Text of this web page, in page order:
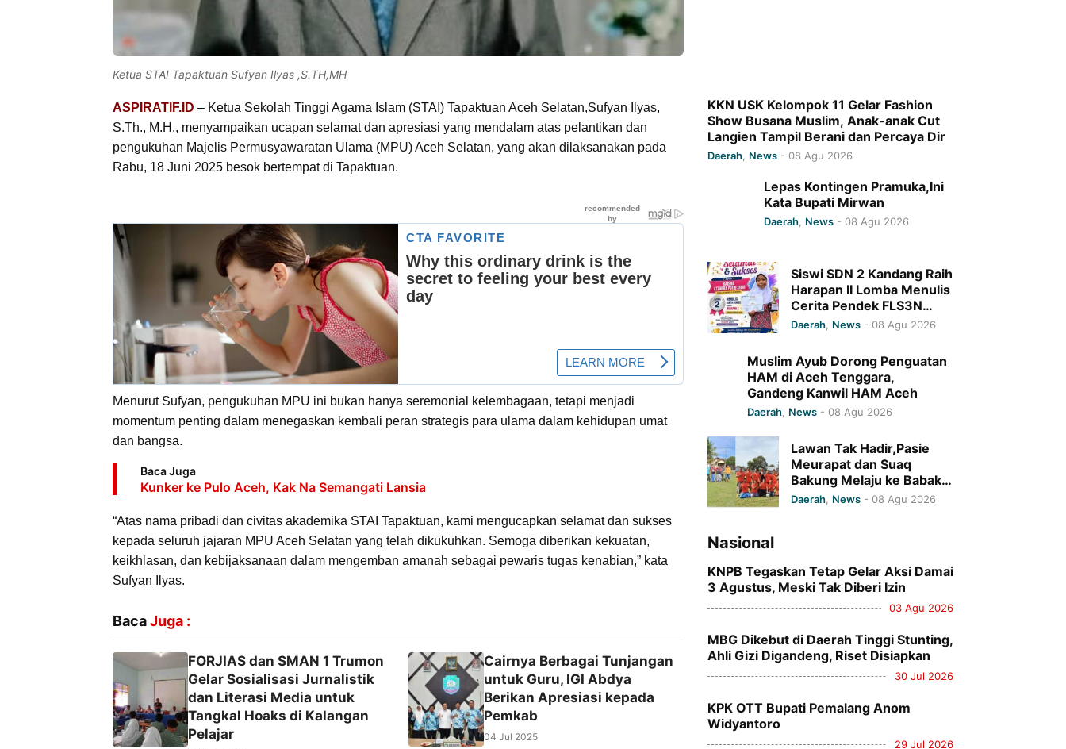
Ketua STAI Tapaktuan Sufyan Ilyas ,S.TH,MH
ASPIRATIF.ID – Ketua Sekolah Tinggi Agama Islam (STAI) Tapaktuan Aceh Selatan,Sufyan Ilyas,
S.Th., M.H., menyampaikan ucapan selamat dan apresiasi yang mendalam atas pelantikan dan
pengukuhan Majelis Permusyawaratan Ulama (MPU) Aceh Selatan, yang akan dilaksanakan pada
Rabu, 18 Juni 2025 besok bertempat di Tapaktuan.
Menurut Sufyan, pengukuhan MPU ini bukan hanya seremonial kelembagaan, tetapi menjadi
momentum penting dalam menegaskan kembali peran strategis para ulama dalam kehidupan umat
dan bangsa.
Baca Juga
Kunker ke Pulo Aceh, Kak Na Semangati Lansia
“Atas nama pribadi dan civitas akademika STAI Tapaktuan, kami mengucapkan selamat dan sukses
kepada seluruh jajaran MPU Aceh Selatan yang telah dikukuhkan. Semoga diberikan kekuatan,
keikhlasan, dan kebijaksanaan dalam mengemban amanah sebagai pewaris tugas kenabian,” kata
Sufyan Ilyas.
BacaJuga :
FORJIAS dan SMAN 1 Trumon
Gelar Sosialisasi Jurnalistik
dan Literasi Media untuk
Tangkal Hoaks di Kalangan
Pelajar
Cairnya Berbagai Tunjangan
untuk Guru, IGI Abdya
Berikan Apresiasi kepada
Pemkab
04 Jul 2025
KKN USK Kelompok 11 Gelar Fashion
Show Busana Muslim, Anak-anak Cut
Langien Tampil Berani dan Percaya Dir
Daerah News - 08 Agu 2026
Lepas Kontingen Pramuka,Ini
Kata Bupati Mirwan
Daerah News -08 Agu 2026
Siswi SDN 2 Kandang Raih
Harapan II Lomba Menulis
Cerita Pendek FLS3N
Tingkat Provinsi Aceh
Daerah News - 08 Agu 2026
Muslim Ayub Dorong Penguatan
HAM di Aceh Tenggara,
Gandeng Kanwil HAM Aceh
Daerah News -08 Agu 2026
Lawan Tak Hadir,Pasie
Meurapat dan Suaq
Bakung Melaju ke Babak 8
Besar Bola Ceria HUT RI
Daerah News - 08 Agu 2026
Nasional
KNPB Tegaskan Tetap Gelar Aksi Damai
3 Agustus, Meski Tak Diberi Izin
03 Agu 2026
MBG Dikebut di Daerah Tinggi Stunting,
Ahli Gizi Digandeng, Riset Disiapkan
30 Jul 2026
KPK OTT Bupati Pemalang Anom
Widyantoro
29 Jul 2026